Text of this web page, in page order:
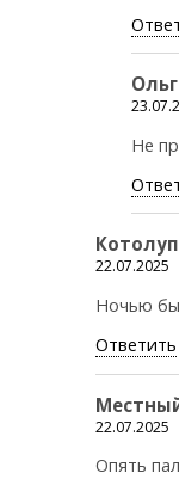
Не
Котолуп
22.07.2025
Ночью
Ответить
22.07.2025
Опять